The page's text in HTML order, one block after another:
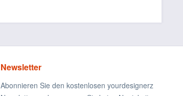
Newsletter
Abonnieren Sie den kostenlosen yourdesignerz